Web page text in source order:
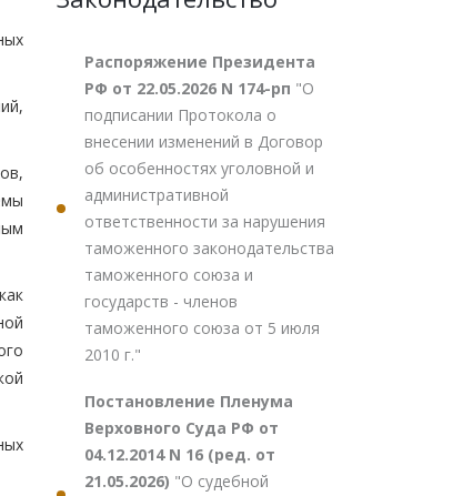
Распоряжение Президента
РФ от 22.05.2026 N 174-рп "О
подписании Протокола о
внесении изменений в Договор
об особенностях уголовной и
административной
ответственности за нарушения
таможенного законодательства
таможенного союза и
государств - членов
таможенного союза от 5 июля
2010 г."
Постановление Пленума
Верховного Суда РФ от
04.12.2014 N 16 (ред. от
21.05.2026) "О судебной